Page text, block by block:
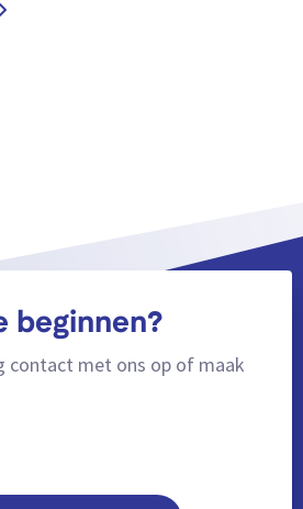
beginnen?
contact met ons op of maak